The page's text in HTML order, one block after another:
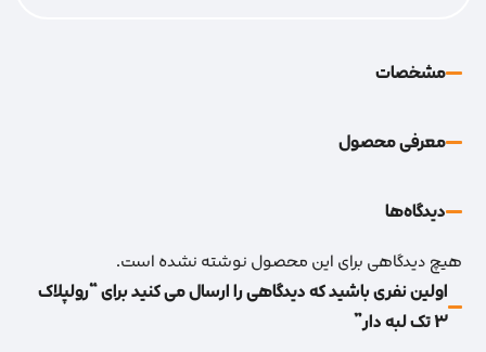
مشخصات
معرفی محصول
دیدگاه‌‌ها
هیچ دیدگاهی برای این محصول نوشته نشده است.
اولین نفری باشید که دیدگاهی را ارسال می کنید برای “رولپلاک
3 تک لبه دار”